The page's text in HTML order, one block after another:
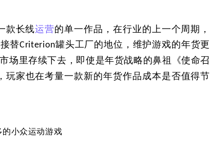
款长线运营的单一作品，在行业的上一个周期，
替Criterion罐头工厂的地位，维护游戏的年货更
场里存续下去，即使是年货战略的鼻祖《使命召
家也在考量一款新的年货作品成本是否值得节
小众运动游戏